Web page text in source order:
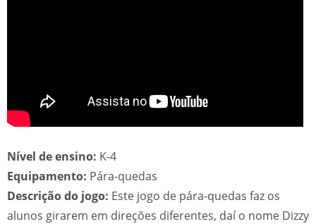
Nível de ensino: K-4
Equipamento: Pára-quedas
Descrição do jogo: Este jogo de pára-quedas faz os
alunos girarem em direções diferentes, daí o nome Dizzy